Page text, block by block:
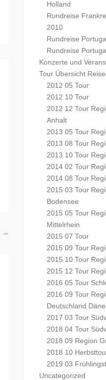
→
Holland
Rundreise
2010
Rundreise
Rundreise
Konzerte und
Tour Übersicht
2012 05 Tour
2012 10 Tour
2012 12 Tour
Anhalt
2013 05 Tour
2013 08 Tour
2013 10 Tour
2014 02 Tour
2014 08 Tour
2015 03 Tour
Bodensee
2015 05 Tour
Mittelrhein
2015 07 Tour
2015 09 Tour
2015 10 Tour
2015 12 Tour
2016 05 Tour
2016 09 Tour
Deutschland
2017 03 Tour
2018 04 Tour
2018 09 Region
2018 10
2019 03
Uncategorized